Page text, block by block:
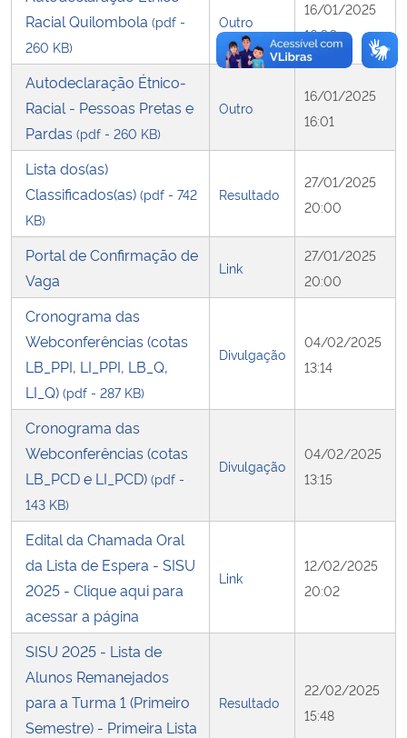
Racial Quilombola (pdf -
260 KB)
Outro
16/01/2025
16:00
Autodeclaração Étnico-
Racial - Pessoas Pretas e
Pardas (pdf - 260 KB)
Outro
16/01/2025
16:01
Lista dos(as)
Classificados(as) (pdf - 742
KB)
Resultado
27/01/2025
20:00
Portal de Confirmação de
Vaga
Link
27/01/2025
20:00
Cronograma das
Webconferências (cotas
LB_PPI, LI_PPI, LB_Q,
LI_Q) (pdf - 287 KB)
Divulgação
04/02/2025
13:14
Cronograma das
Webconferências (cotas
LB_PCD e LI_PCD) (pdf -
143 KB)
Divulgação
04/02/2025
13:15
Edital da Chamada Oral
da Lista de Espera - SISU
2025 - Clique aqui para
acessar a página
Link
12/02/2025
20:02
SISU 2025 - Lista de
Alunos Remanejados
para a Turma 1 (Primeiro
Semestre) - Primeira Lista
Resultado
22/02/2025
15:48